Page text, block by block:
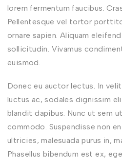
lorem fermentum faucibus.
Pellentesque vel tortor
ornare sapien. Aliquam
sollicitudin. Vivamus
euismod.
Donec eu auctor lectus. In
luctus ac, sodales dignissim
blandit dapibus. Nunc ut sem
commodo. Suspendisse non
ultricies, malesuada purus in,
Phasellus bibendum est ex,